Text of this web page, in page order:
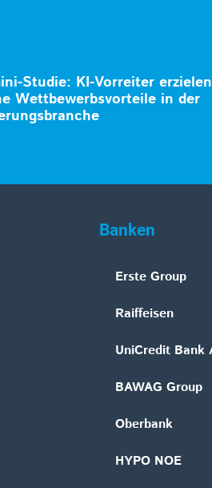
Studie: KI-Vorreiter erzielen
Wettbewerbsvorteile in der
Banken
Erste Group
Raiffeisen
UniCredit Bank
BAWAG Group
Oberbank
HYPO NOE